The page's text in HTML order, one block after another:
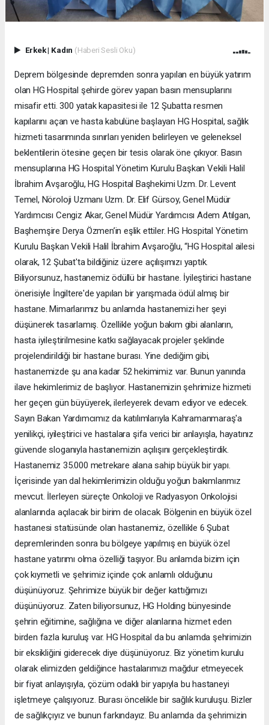
Erkek| Kadın (Haberi Sesli Oku)
Deprem bölgesinde depremden sonra yapılan en büyük yatırım
olan HG Hospital şehirde görev yapan basın mensuplarını
misafir etti. 300 yatak kapasitesi ile 12 Şubatta resmen
kapılarını açan ve hasta kabulüne başlayan HG Hospital, sağlık
hizmeti tasarımında sınırları yeniden belirleyen ve geleneksel
beklentilerin ötesine geçen bir tesis olarak öne çıkıyor. Basın
mensuplarına HG Hospital Yönetim Kurulu Başkan Vekili Halil
İbrahim Avşaroğlu, HG Hospital Başhekimi Uzm. Dr. Levent
Temel, Nöroloji Uzmanı Uzm. Dr. Elif Gürsoy, Genel Müdür
Yardımcısı Cengiz Akar, Genel Müdür Yardımcısı Adem Atılgan,
Başhemşire Derya Özmen’in eşlik ettiler. HG Hospital Yönetim
Kurulu Başkan Vekili Halil İbrahim Avşaroğlu, “HG Hospital ailesi
olarak, 12 Şubat'ta bildiğiniz üzere açılışımızı yaptık.
Biliyorsunuz, hastanemiz ödüllü bir hastane. İyileştirici hastane
önerisiyle İngiltere'de yapılan bir yarışmada ödül almış bir
hastane. Mimarlarımız bu anlamda hastanemizi her şeyi
düşünerek tasarlamış. Özellikle yoğun bakım gibi alanların,
hasta iyileştirilmesine katkı sağlayacak projeler şeklinde
projelendirildiği bir hastane burası. Yine dediğim gibi,
hastanemizde şu ana kadar 52 hekimimiz var. Bunun yanında
ilave hekimlerimiz de başlıyor. Hastanemizin şehrimize hizmeti
her geçen gün büyüyerek, ilerleyerek devam ediyor ve edecek.
Sayın Bakan Yardımcımız da katılımlarıyla Kahramanmaraş'a
yenilikçi, iyileştirici ve hastalara şifa verici bir anlayışla, hayatınız
güvende sloganıyla hastanemizin açılışını gerçekleştirdik.
Hastanemiz 35.000 metrekare alana sahip büyük bir yapı.
İçerisinde yan dal hekimlerimizin olduğu yoğun bakımlarımız
mevcut. İlerleyen süreçte Onkoloji ve Radyasyon Onkolojisi
alanlarında açılacak bir birim de olacak. Bölgenin en büyük özel
hastanesi statüsünde olan hastanemiz, özellikle 6 Şubat
depremlerinden sonra bu bölgeye yapılmış en büyük özel
hastane yatırımı olma özelliği taşıyor. Bu anlamda bizim için
çok kıymetli ve şehrimiz içinde çok anlamlı olduğunu
düşünüyoruz. Şehrimize büyük bir değer kattığımızı
düşünüyoruz. Zaten biliyorsunuz, HG Holding bünyesinde
şehrin eğitimine, sağlığına ve diğer alanlarına hizmet eden
birden fazla kuruluş var. HG Hospital da bu anlamda şehrimizin
bir eksikliğini giderecek diye düşünüyoruz. Biz yönetim kurulu
olarak elimizden geldiğince hastalarımızı mağdur etmeyecek
bir fiyat anlayışıyla, çözüm odaklı bir yapıyla bu hastaneyi
işletmeye çalışıyoruz. Burası öncelikle bir sağlık kuruluşu. Bizler
de sağlıkçıyız ve bunun farkındayız. Bu anlamda da şehrimizin